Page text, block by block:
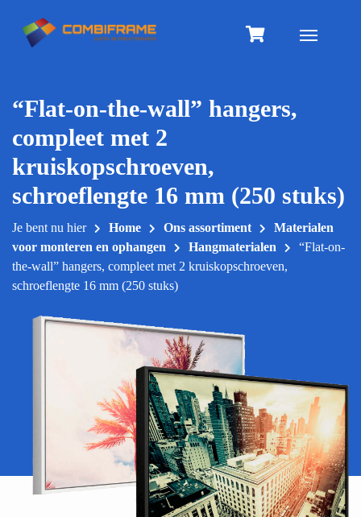
naar
Toggle
“Flat-on-the-wall” hangers,
compleet met 2
kruiskopschroeven,
schroeflengte 16 mm (250 stuks)
Je bent nu hier Home Ons assortiment
Materialen
voor monteren en ophangen
Hangmaterialen
“Flat-on-
the-wall” hangers, compleet met 2 kruiskopschroeven,
schroeflengte 16 mm (250 stuks)